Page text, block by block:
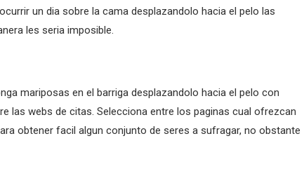
un dia sobre la cama desplazandolo hacia el pelo las
les seria imposible.
mariposas en el barriga desplazandolo hacia el pelo con
las webs de citas. Selecciona entre los paginas cual ofrezcan
obtener facil algun conjunto de seres a sufragar, no obstante